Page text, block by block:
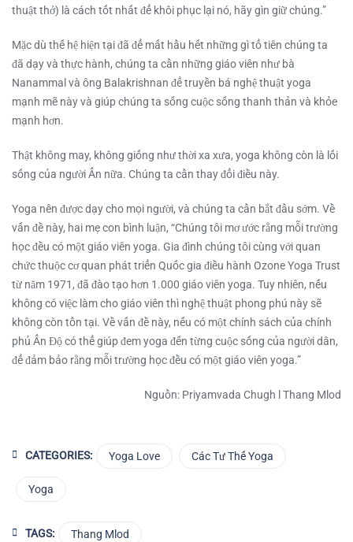
thuật thở) là cách tốt nhất để khôi phục lại nó, hãy gìn giữ chúng.”
Mặc dù thế hệ hiện tại đã để mất hầu hết những gì tổ tiên chúng ta
đã dạy và thực hành, chúng ta cần những giáo viên như bà
Nanammal và ông Balakrishnan để truyền bá nghệ thuật yoga
mạnh mẽ này và giúp chúng ta sống cuộc sống thanh thản và khỏe
mạnh hơn.
Thật không may, không giống như thời xa xưa, yoga không còn là lối
sống của người Ấn nữa. Chúng ta cần thay đổi điều này.
Yoga nên được dạy cho mọi người, và chúng ta cần bắt đầu sớm. Về
vấn đề này, hai mẹ con bình luận, “Chúng tôi mơ ước rằng mỗi trường
học đều có một giáo viên yoga. Gia đình chúng tôi cùng với quan
chức thuộc cơ quan phát triển Quốc gia điều hành Ozone Yoga Trust
từ năm 1971, đã đào tạo hơn 1.000 giáo viên yoga. Tuy nhiên, nếu
không có việc làm cho giáo viên thì nghệ thuật phong phú này sẽ
không còn tồn tại. Về vấn đề này, nếu có một chính sách của chính
phủ Ấn Độ có thể giúp đem yoga đến từng cuộc sống của người dân,
để đảm bảo rằng mỗi trường học đều có một giáo viên yoga.”
Nguồn: Priyamvada Chugh l Thang Mlod
CATEGORIES: Yoga Love Các Tư Thế Yoga
Yoga
TAGS: Thang Mlod